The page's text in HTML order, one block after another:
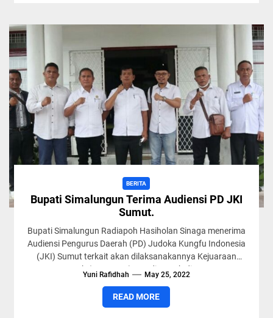
BERITA
Bupati Simalungun Terima Audiensi PD JKI
Sumut.
Bupati Simalungun Radiapoh Hasiholan Sinaga menerima
Audiensi Pengurus Daerah (PD) Judoka Kungfu Indonesia
(JKI) Sumut terkait akan dilaksanakannya Kejuaraan
Daerah (KEJURDA) JKI, di rumah dinas...
Yuni Rafidhah May 25, 2022
READ MORE